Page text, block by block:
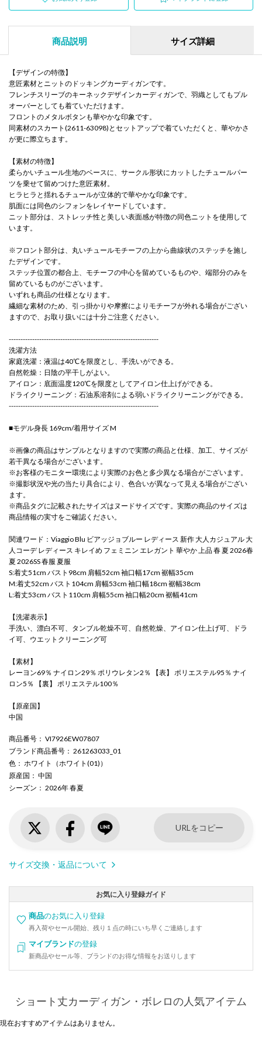
商品説明 サイズ詳細
【デザインの特徴】
意匠素材とニットのドッキングカーディガンです。
フレンチスリーブのキーネックデザインカーディガンで、羽織としてもプル
オーバーとしても着ていただけます。
フロントのメタルボタンも華やかな印象です。
同素材のスカート(2611-63098)とセットアップで着ていただくと、華やかさ
が更に際立ちます。
【素材の特徴】
柔らかいチュール生地のベースに、サークル形状にカットしたチュールパー
ツを乗せて留めつけた意匠素材。
ヒラヒラと揺れるチュールが立体的で華やかな印象です。
肌面には同色のシフォンをレイヤードしています。
ニット部分は、ストレッチ性と美しい表面感が特徴の同色ニットを使用して
います。
※フロント部分は、丸いチュールモチーフの上から曲線状のステッチを施し
たデザインです。
ステッチ位置の都合上、モチーフの中心を留めているものや、端部分のみを
留めているものがございます。
いずれも商品の仕様となります。
繊細な素材のため、引っ掛かりや摩擦によりモチーフが外れる場合がござい
ますので、お取り扱いには十分ご注意ください。
----------------------------------------------------------------
洗濯方法
家庭洗濯：液温は40℃を限度とし、手洗いができる。
自然乾燥：日陰の平干しがよい。
アイロン：底面温度120℃を限度としてアイロン仕上げができる。
ドライクリーニング：石油系溶剤による弱いドライクリーニングができる。
----------------------------------------------------------------
■モデル身長 169cm/着用サイズ M
※画像の商品はサンプルとなりますので実際の商品と仕様、加工、サイズが
若干異なる場合がございます。
※お客様のモニター環境により実際のお色と多少異なる場合がございます。
※撮影状況や光の当たり具合により、色合いが異なって見える場合がござい
ます。
※商品タグに記載されたサイズはヌードサイズです。実際の商品のサイズは
商品情報の実寸をご確認ください。
関連ワード：Viaggio Blu ビアッジョブルー レディース 新作 大人カジュアル 大
人コーデ レディース キレイめ フェミニン エレガント 華やか 上品 春 夏 2026春
夏 2026SS 春服 夏服
S:着丈51cm バスト98cm 肩幅52cm 袖口幅17cm 裾幅35cm
M:着丈52cm バスト104cm 肩幅53cm 袖口幅18cm 裾幅38cm
L:着丈53cm バスト110cm 肩幅55cm 袖口幅20cm 裾幅41cm
【洗濯表示】
手洗い、漂白不可、タンブル乾燥不可、自然乾燥、アイロン仕上げ可、ドラ
イ可、ウエットクリーニング可
【素材】
レーヨン69％ ナイロン29％ ポリウレタン2％ 【表】 ポリエステル95％ ナイ
ロン5％ 【裏】 ポリエステル100％
【原産国】
中国
商品番号 ： VI7926EW07807
ブランド商品番号 ： 261263033_01
色 ： ホワイト（ホワイト(01)）
原産国 ： 中国
シーズン ： 2026年 春夏
URLをコピー
サイズ交換・返品について
お気に入り登録ガイド
商品のお気に入り登録
再入荷やセール開始、残り１点の時にいち早くご連絡します
マイブランドの登録
新商品やセール等、ブランドのお得な情報をお送りします
ショート丈カーディガン・ボレロの人気アイテム
現在おすすめアイテムはありません。